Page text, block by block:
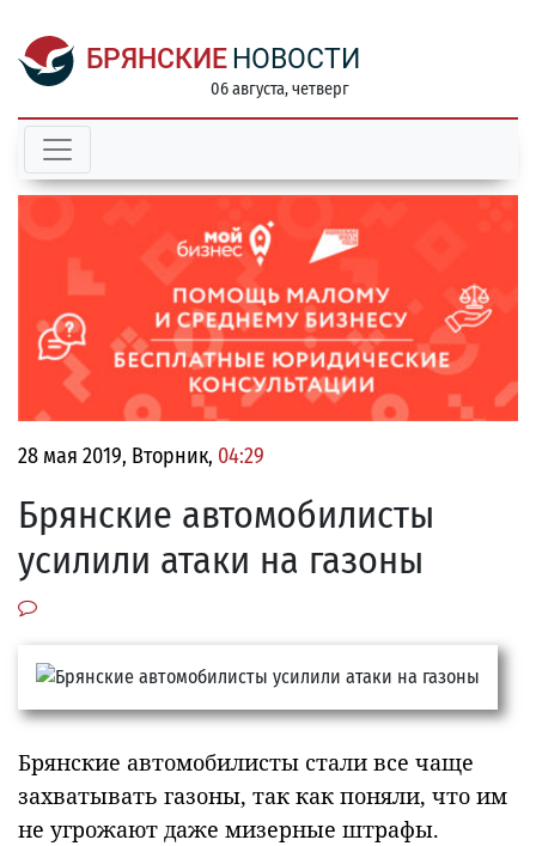
БРЯНСКИЕ НОВОСТИ
06 августа, четверг
28 мая 2019, Вторник, 04:29
Брянские автомобилисты
усилили атаки на газоны
Брянские автомобилисты стали все чаще
захватывать газоны, так как поняли, что им
не угрожают даже мизерные штрафы.